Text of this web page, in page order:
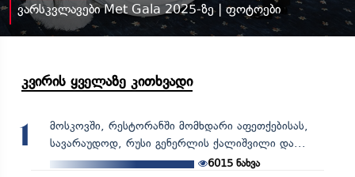
ვარსკვლავები Met Gala 2025-ზე | ფოტოები
კვირის ყველაზე კითხვადი
1
მოსკოვში, რესტორანში მომხდარი აფეთქებისას,
სავარაუდოდ, რუსი გენერლის ქალიშვილი და...
6015 ნახვა